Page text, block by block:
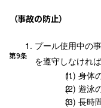
（事故の防止）
第9条
プール使用中の
を遵守しなければ
身体
遊泳
長時